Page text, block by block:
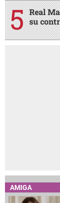
Real
su
AMIGA